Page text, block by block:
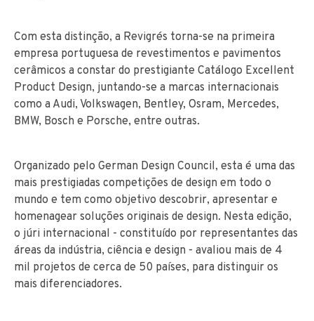
Com esta distinção, a Revigrés torna-se na primeira
empresa portuguesa de revestimentos e pavimentos
cerâmicos a constar do prestigiante Catálogo Excellent
Product Design, juntando-se a marcas internacionais
como a Audi, Volkswagen, Bentley, Osram, Mercedes,
BMW, Bosch e Porsche, entre outras.
Organizado pelo German Design Council, esta é uma das
mais prestigiadas competições de design em todo o
mundo e tem como objetivo descobrir, apresentar e
homenagear soluções originais de design. Nesta edição,
o júri internacional - constituído por representantes das
áreas da indústria, ciência e design - avaliou mais de 4
mil projetos de cerca de 50 países, para distinguir os
mais diferenciadores.